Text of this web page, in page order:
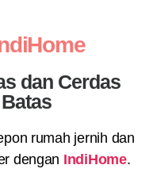
dan Cerdas
rumah jernih dan
dengan IndiHome.